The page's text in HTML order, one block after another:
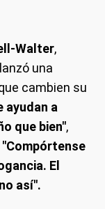
Walter,
una
cambien su
ayudan a
que bien",
"Compórtense
El
así".